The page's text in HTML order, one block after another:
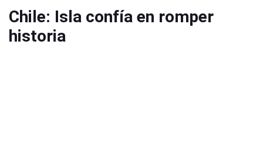
Chile: Isla confía en romper
historia